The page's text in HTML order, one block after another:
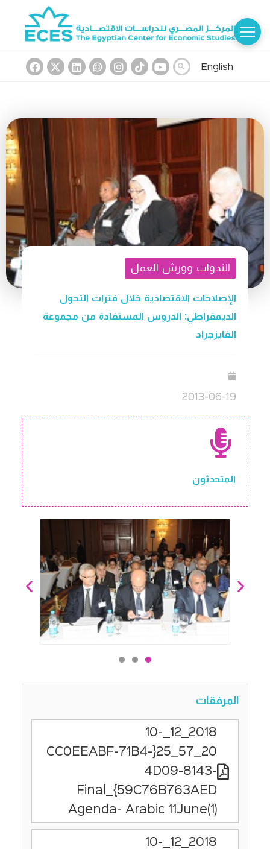
English
الندوات وورش العمل
الإصلاحات الاقتصادية خلال فترات التحول
الديمقراطي: الدروس المستفادة من مجموعة
الفايزجراد
2013-06-19
المتحدثون
المرفقات
2018_12_10-
20_57_25{CC0EEABF-71B4-
4D09-8143-
59C76B763AED}_Final
Agenda- Arabic 11June(1)
2018_12_10-